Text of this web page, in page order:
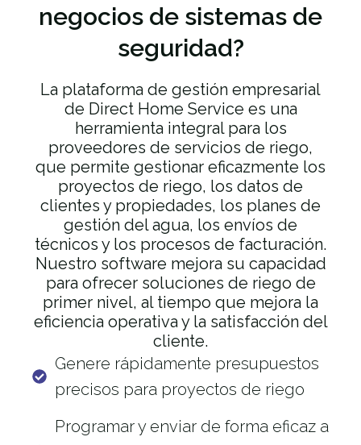
negocios de sistemas de
seguridad?
La plataforma de gestión empresarial
de Direct Home Service es una
herramienta integral para los
proveedores de servicios de riego,
que permite gestionar eficazmente los
proyectos de riego, los datos de
clientes y propiedades, los planes de
gestión del agua, los envíos de
técnicos y los procesos de facturación.
Nuestro software mejora su capacidad
para ofrecer soluciones de riego de
primer nivel, al tiempo que mejora la
eficiencia operativa y la satisfacción del
cliente.
Genere rápidamente presupuestos
precisos para proyectos de riego
Programar y enviar de forma eficaz a